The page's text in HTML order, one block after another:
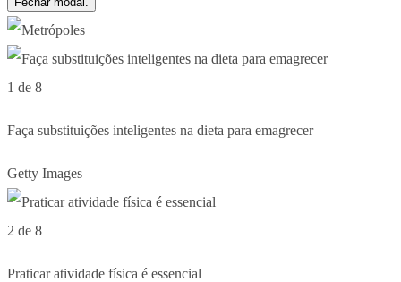
1 de 8
Faça substituições inteligentes na dieta para emagrecer
Getty Images
2 de 8
Praticar atividade física é essencial